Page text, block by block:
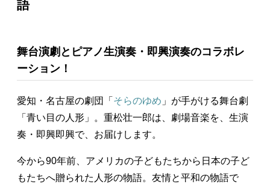
語
舞台演劇とピアノ生演奏・即興演奏のコラボレ
ーション！
愛知・名古屋の劇団「 そらのゆめ 」が手がける舞台劇
「青い目の人形」。重松壮一郎は、劇場音楽を、生演
奏・即興即興で、お届けします。
今から90年前、アメリカの子どもたちから日本の子ど
もたちへ贈られた人形の物語。友情と平和の物語で